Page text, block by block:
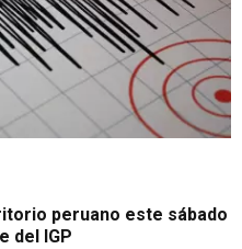
peruano este sábado
del IGP